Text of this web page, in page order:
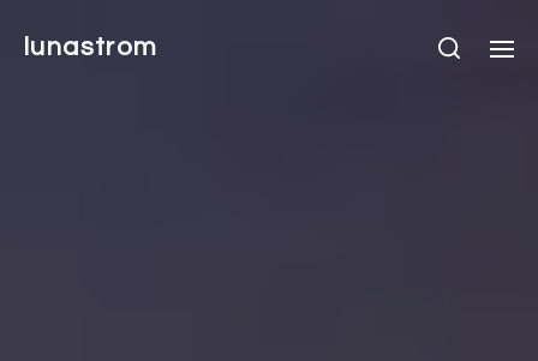
lunastrom